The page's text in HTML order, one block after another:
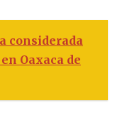
considerada
Oaxaca de